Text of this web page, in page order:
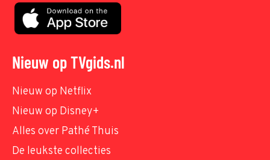
Nieuw op TVgids.nl
Nieuw op Netflix
Nieuw op Disney+
Alles over Pathé Thuis
De leukste collecties